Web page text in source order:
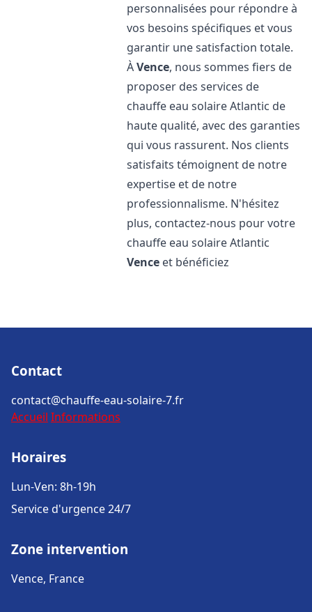
personnalisées pour répondre à
vos besoins spécifiques et vous
garantir une satisfaction totale.
ÀVence, nous sommes fiers de
proposer des services de
chauffe eau solaire Atlantic de
haute qualité, avec des garanties
qui vous rassurent. Nos clients
satisfaits témoignent de notre
expertise et de notre
professionnalisme. N'hésitez
plus, contactez-nous pour votre
chauffe eau solaire Atlantic
Vence et bénéficiez
Contact
contact@chauffe-eau-solaire-7.fr
Accueil Informations
Horaires
Lun-Ven: 8h-19h
Service d'urgence 24/7
Zone intervention
Vence, France